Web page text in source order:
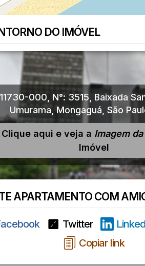
DO IMÓVEL
000 N°: 3515 Baixada
Umurama ,Mongaguá São
aqui e veja a Imagem da
Imóvel
APARTAMENTO COM
Twitter
Copiar link